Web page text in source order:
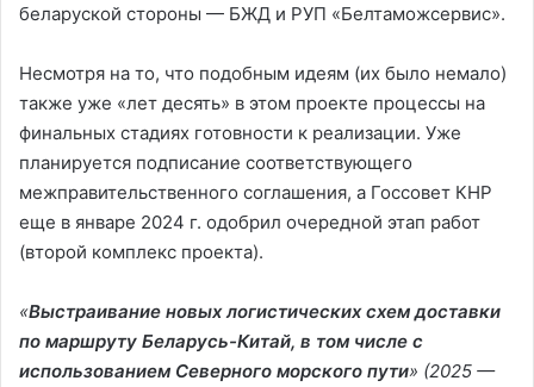
беларуской стороны — БЖД и РУП «Белтаможсервис».
Несмотря на то, что подобным идеям (их было немало)
также уже «лет десять» в этом проекте процессы на
финальных стадиях готовности к реализации. Уже
планируется подписание соответствующего
межправительственного соглашения, а Госсовет КНР
еще в январе 2024 г. одобрил очередной этап работ
(второй комплекс проекта).
«Выстраивание новых логистических схем доставки
по маршруту Беларусь-Китай, в том числе с
использованием Северного морского пути» (2025 —